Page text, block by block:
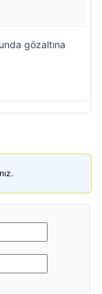
gözaltına